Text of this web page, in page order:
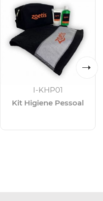
I-KHP01
Kit Higiene Pessoal